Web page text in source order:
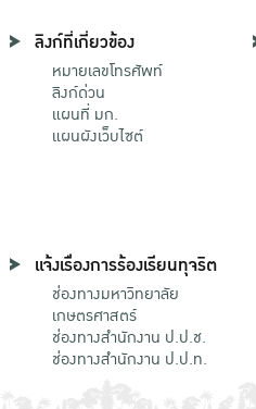
ลิงก์ที่เกี่ยวข้อง
หมายเลขโทรศัพท์
ลิงก์ด่วน
แผนที่ มก.
แผนผังเว็บไซต์
แจ้งเรื่องการร้องเรียนทุจริต
ช่องทางมหาวิทยาลัย
เกษตรศาสตร์
ช่องทางสำนักงาน ป.ป.ช.
ช่องทางสำนักงาน ป.ป.ท.